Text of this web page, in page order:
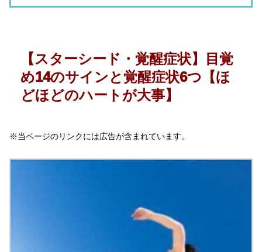
【スターシード・覚醒症状】目覚
め14のサインと覚醒症状6つ【ほ
どほどのハートが大事】
※当ページのリンクには広告が含まれています。